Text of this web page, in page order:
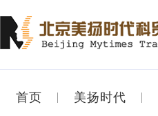
首页 美扬时代